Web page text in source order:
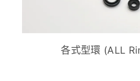
各式型環 (ALL